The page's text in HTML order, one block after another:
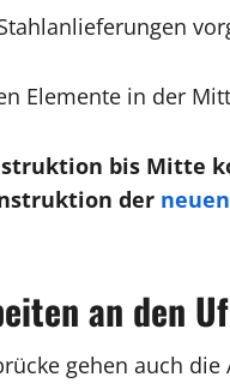
Elemente in der
bis Mitte
der
an den
gehen auch